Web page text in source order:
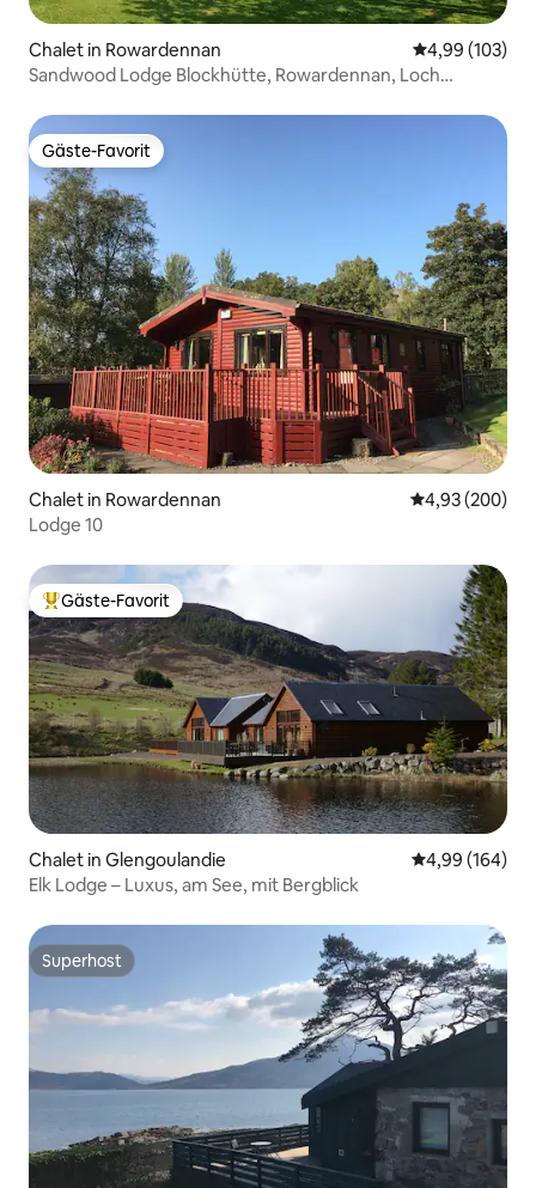
Chalet in Rowardennan
4,99 (103)
Sandwood Lodge Blockhütte, Rowardennan, Loch
Gäste-Favorit
Gäste-Favorit
Chalet in Rowardennan
4,93 (200)
Lodge 10
Beliebter Gäste-Favorit.
Gäste-Favorit
Chalet in Glengoulandie
4,99 (164)
Elk Lodge – Luxus, am See, mit Bergblick
Superhost
Superhost